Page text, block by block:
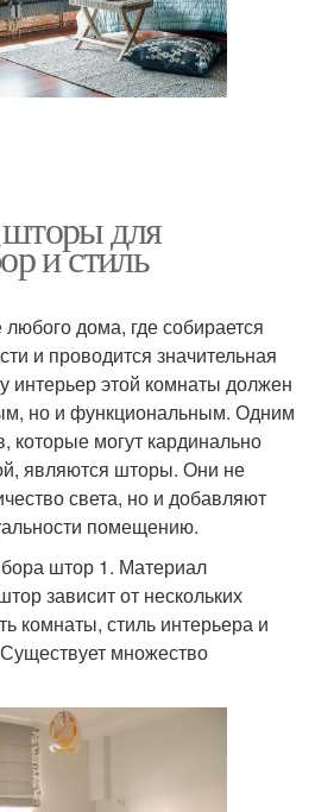
для
и стиль
дома, где собирается
и проводится значительная
интерьер этой комнаты должен
но и функциональным. Одним
которые могут кардинально
являются шторы. Они не
света, но и добавляют
помещению.
штор 1. Материал
зависит от нескольких
комнаты, стиль интерьера и
множество